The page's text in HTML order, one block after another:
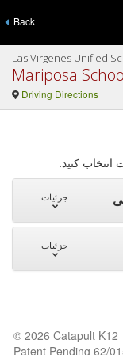
Back
Las Virgenes Unified
Mariposa
Driving Directions
کنید.
جزئیات
جزئیات
© 2026 Catapult K12
Patent Pending 62/